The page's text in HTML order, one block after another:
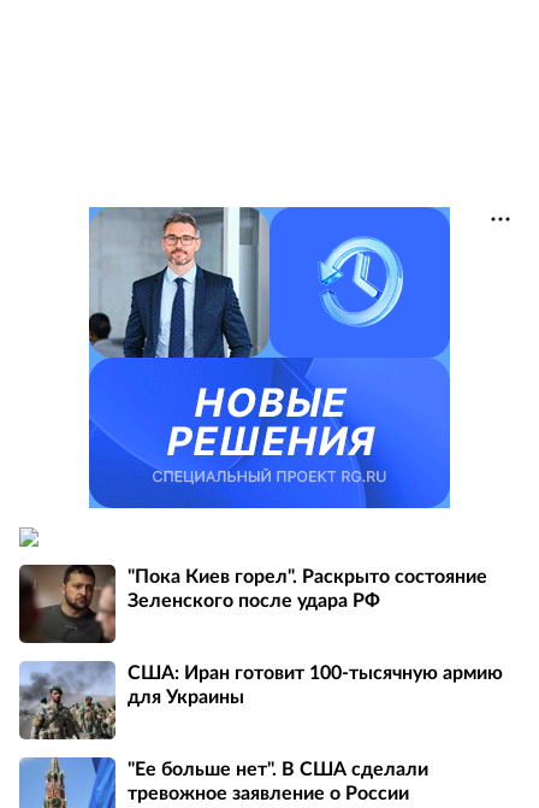
"Пока Киев горел". Раскрыто состояние
Зеленского после удара РФ
США: Иран готовит 100-тысячную армию
для Украины
"Ее больше нет". В США сделали
тревожное заявление о России